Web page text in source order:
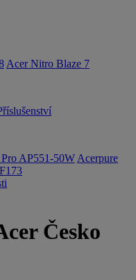
Acer Nitro Blaze 7
AP551-50W Acerpure
Česko